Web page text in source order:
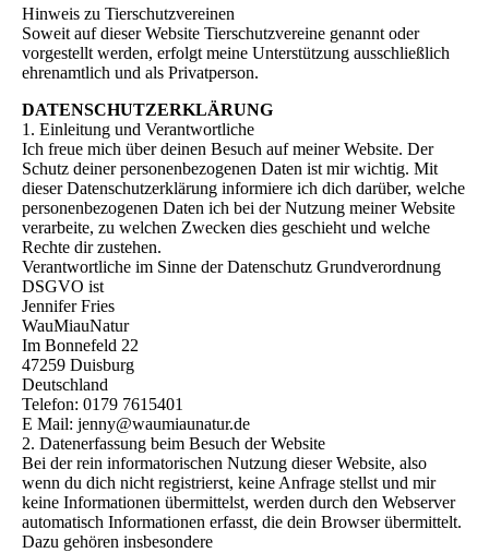
Hinweis zu Tierschutzvereinen
Soweit auf dieser Website Tierschutzvereine genannt oder
vorgestellt werden, erfolgt meine Unterstützung ausschließlich
ehrenamtlich und als Privatperson.
DATENSCHUTZERKLÄRUNG
1. Einleitung und Verantwortliche
Ich freue mich über deinen Besuch auf meiner Website. Der
Schutz deiner personenbezogenen Daten ist mir wichtig. Mit
dieser Datenschutzerklärung informiere ich dich darüber, welche
personenbezogenen Daten ich bei der Nutzung meiner Website
verarbeite, zu welchen Zwecken dies geschieht und welche
Rechte dir zustehen.
Verantwortliche im Sinne der Datenschutz Grundverordnung
DSGVO ist
Jennifer Fries
WauMiauNatur
Im Bonnefeld 22
47259 Duisburg
Deutschland
Telefon: 0179 7615401
E Mail: jenny@waumiaunatur.de
2. Datenerfassung beim Besuch der Website
Bei der rein informatorischen Nutzung dieser Website, also
wenn du dich nicht registrierst, keine Anfrage stellst und mir
keine Informationen übermittelst, werden durch den Webserver
automatisch Informationen erfasst, die dein Browser übermittelt.
Dazu gehören insbesondere